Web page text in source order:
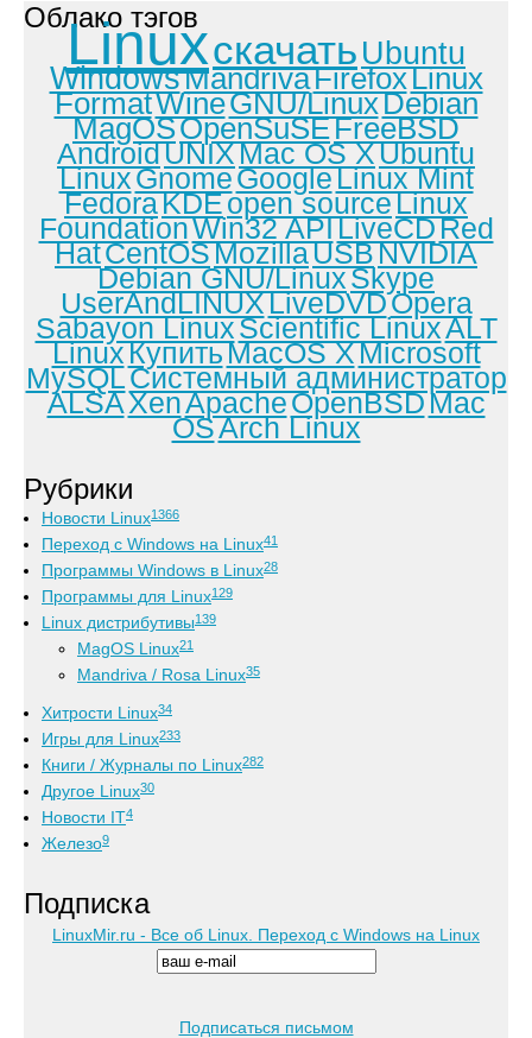
Облако тэгов
Linuxскачать Ubuntu
WindowsMandrivaFirefoxLinux
FormatWineGNU/LinuxDebian
MagOSOpenSuSEFreeBSD
AndroidUNIXMac OS XUbuntu
LinuxGnomeGoogleLinux Mint
FedoraKDEopen sourceLinux
FoundationWin32 APILiveCDRed
HatCentOSMozillaUSBNVIDIA
Debian GNU/LinuxSkype
UserAndLINUXLiveDVDOpera
Sabayon LinuxScientific LinuxALT
LinuxКупитьMacOS XMicrosoft
MySQLСистемный администратор
ALSAXenApacheOpenBSDMac
OSArch Linux
Рубрики
Новости Linux1366
Переход с Windows на Linux41
Программы Windows в Linux28
Программы для Linux129
Linux дистрибутивы139
MagOS Linux21
Mandriva / Rosa Linux35
Хитрости Linux34
Игры для Linux233
Книги / Журналы по Linux282
Другое Linux30
Новости IT4
Железо9
Подписка
LinuxMir.ru - Все об Linux. Переход с Windows на Linux
Подписаться письмом